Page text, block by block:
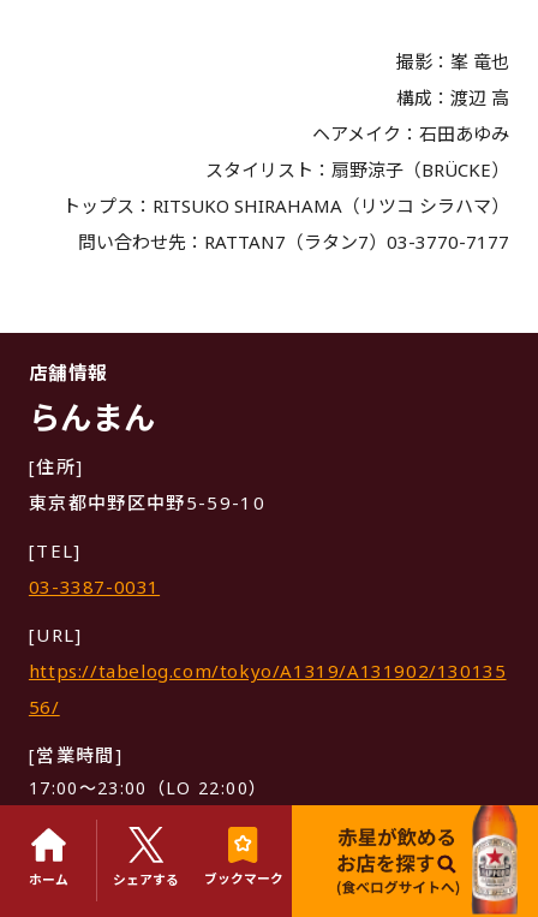
撮影：峯 竜也
構成：渡辺 高
ヘアメイク：石田あゆみ
スタイリスト：扇野涼子（BRÜCKE）
トップス：RITSUKO SHIRAHAMA（リツコ シラハマ）
問い合わせ先：RATTAN7（ラタン7）03-3770-7177
店舗情報
らんまん
[住所]
東京都中野区中野5-59-10
[TEL]
03-3387-0031
[URL]
https://tabelog.com/tokyo/A1319/A131902/130135
56/
[営業時間]
17:00～23:00（LO 22:00）
定休日：日曜日、第2・4土曜日、祝日の月曜日
サッポロラガービール中瓶500円、日本酒350円～、焼酎
400円、ウイスキー300円。
各種魚料理1000円前後～、おでん100円～（10月～4月
ホーム シェアする ブックマーク